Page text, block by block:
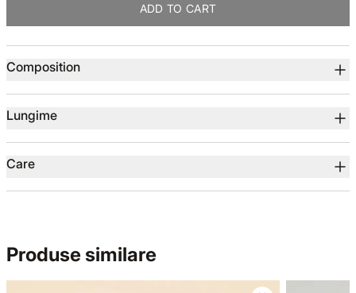
ADD TO CART
Composition
Lungime
Care
Produse similare